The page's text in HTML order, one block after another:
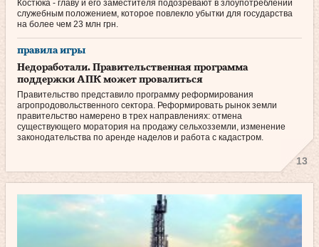
Костюка - главу и его заместителя подозревают в злоупотреблении
служебным положением, которое повлекло убытки для государства
на более чем 23 млн грн.
правила игры
Недоработали. Правительственная программа
поддержки АПК может провалиться
Правительство представило программу реформирования
агропродовольственного сектора. Реформировать рынок земли
правительство намерено в трех направлениях: отмена
существующего моратория на продажу сельхозземли, изменение
законодательства по аренде наделов и работа с кадастром.
13